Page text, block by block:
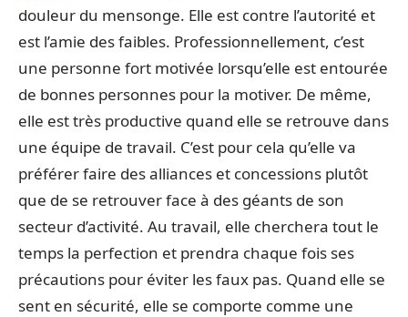
douleur du mensonge. Elle est contre l’autorité et
est l’amie des faibles. Professionnellement, c’est
une personne fort motivée lorsqu’elle est entourée
de bonnes personnes pour la motiver. De même,
elle est très productive quand elle se retrouve dans
une équipe de travail. C’est pour cela qu’elle va
préférer faire des alliances et concessions plutôt
que de se retrouver face à des géants de son
secteur d’activité. Au travail, elle cherchera tout le
temps la perfection et prendra chaque fois ses
précautions pour éviter les faux pas. Quand elle se
sent en sécurité, elle se comporte comme une